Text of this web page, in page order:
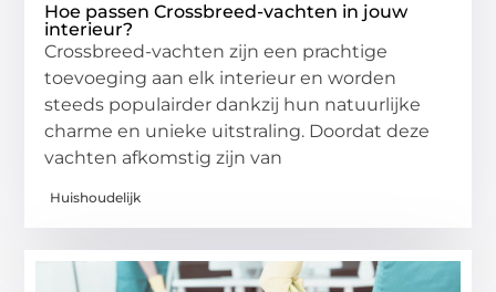
Hoe passen Crossbreed-vachten in jouw
interieur?
Crossbreed-vachten zijn een prachtige
toevoeging aan elk interieur en worden
steeds populairder dankzij hun natuurlijke
charme en unieke uitstraling. Doordat deze
vachten afkomstig zijn van
Huishoudelijk